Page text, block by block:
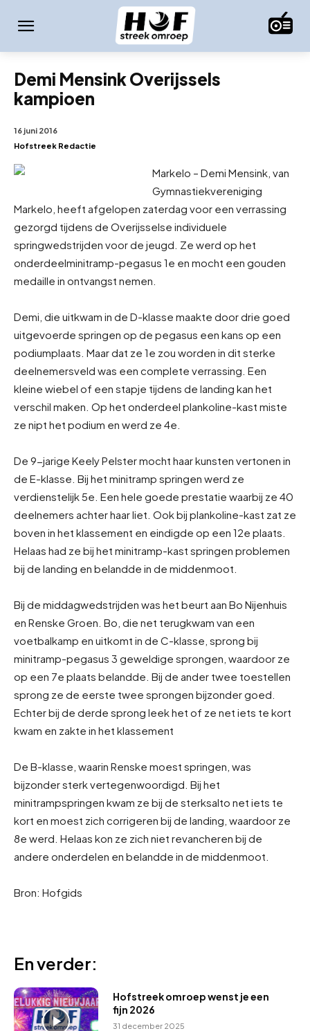
Demi Mensink Overijssels
kampioen
16 juni 2016
Hofstreek Redactie
Markelo – Demi Mensink, van
Gymnastiekvereniging
Markelo, heeft afgelopen zaterdag voor een verrassing
gezorgd tijdens de Overijsselse individuele
springwedstrijden voor de jeugd. Ze werd op het
onderdeelminitramp-pegasus 1e en mocht een gouden
medaille in ontvangst nemen.
Demi, die uitkwam in de D-klasse maakte door drie goed
uitgevoerde springen op de pegasus een kans op een
podiumplaats. Maar dat ze 1e zou worden in dit sterke
deelnemersveld was een complete verrassing. Een
kleine wiebel of een stapje tijdens de landing kan het
verschil maken. Op het onderdeel plankoline-kast miste
ze nipt het podium en werd ze 4e.
De 9-jarige Keely Pelster mocht haar kunsten vertonen in
de E-klasse. Bij het minitramp springen werd ze
verdienstelijk 5e. Een hele goede prestatie waarbij ze 40
deelnemers achter haar liet. Ook bij plankoline-kast zat ze
boven in het klassement en eindigde op een 12e plaats.
Helaas had ze bij het minitramp-kast springen problemen
bij de landing en belandde in de middenmoot.
Bij de middagwedstrijden was het beurt aan Bo Nijenhuis
en Renske Groen. Bo, die net terugkwam van een
voetbalkamp en uitkomt in de C-klasse, sprong bij
minitramp-pegasus 3 geweldige sprongen, waardoor ze
op een 7e plaats belandde. Bij de ander twee toestellen
sprong ze de eerste twee sprongen bijzonder goed.
Echter bij de derde sprong leek het of ze net iets te kort
kwam en zakte in het klassement
De B-klasse, waarin Renske moest springen, was
bijzonder sterk vertegenwoordigd. Bij het
minitrampspringen kwam ze bij de sterksalto net iets te
kort en moest zich corrigeren bij de landing, waardoor ze
8e werd. Helaas kon ze zich niet revancheren bij de
andere onderdelen en belandde in de middenmoot.
Bron: Hofgids
En verder:
Hofstreek omroep wenst je een
fijn 2026
31 december 2025